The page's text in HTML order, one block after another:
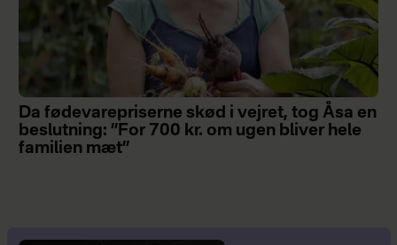
Da fødevarepriserne skød i vejret, tog Åsa en
beslutning: ”For 700 kr. om ugen bliver hele
familien mæt”